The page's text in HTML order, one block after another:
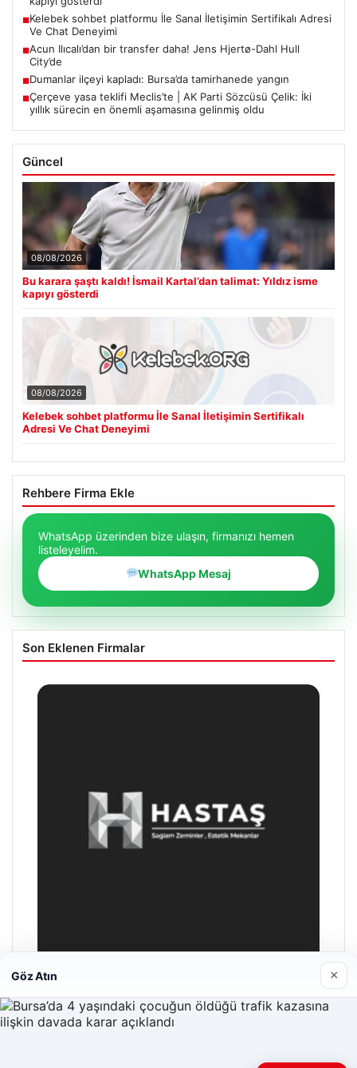
■Kelebek sohbet platformu İle Sanal İletişimin Sertifikalı Adresi
Ve Chat Deneyimi
■Acun Ilıcalı’dan bir transfer daha! Jens Hjertø-Dahl Hull
City’de
■Dumanlar ilçeyi kapladı: Bursa’da tamirhanede yangın
■Çerçeve yasa teklifi Meclis’te | AK Parti Sözcüsü Çelik: İki
yıllık sürecin en önemli aşamasına gelinmiş oldu
Güncel
08/08/2026
Bu karara şaştı kaldı! İsmail Kartal’dan talimat: Yıldız isme
kapıyı gösterdi
08/08/2026
Kelebek sohbet platformu İle Sanal İletişimin Sertifikalı
Adresi Ve Chat Deneyimi
Rehbere Firma Ekle
WhatsApp üzerinden bize ulaşın, firmanızı hemen
listeleyelim.
WhatsApp Mesaj
Son Eklenen Firmalar
Enes Kaplan Avukatlık Bürosu
28/04/2026
Göz Atın ×